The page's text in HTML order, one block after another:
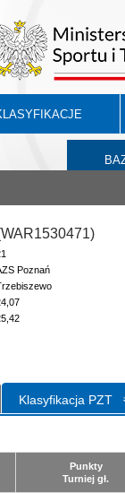
Poznań
Klasyfikacja PZT
Punkty
Turniej gł.